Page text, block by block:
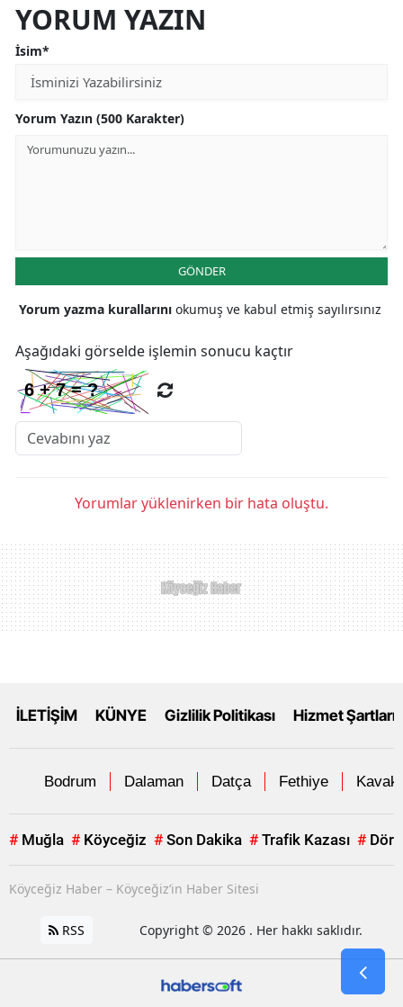
YORUM YAZIN
İsim*
Yorum Yazın (500 Karakter)
GÖNDER
Yorum yazma kurallarını okumuş ve kabul etmiş sayılırsınız
Aşağıdaki görselde işlemin sonucu kaçtır
Yorumlar yüklenirken bir hata oluştu.
İLETİŞİM KÜNYE Gizlilik Politikası Hizmet Şartları
Bodrum Dalaman Datça Fethiye
# Muğla # Köyceğiz # Son Dakika # Trafik Kazası # Dört
Köyceğiz Haber – Köyceğiz’in Haber Sitesi
RSS Copyright © 2026 . Her hakkı saklıdır.